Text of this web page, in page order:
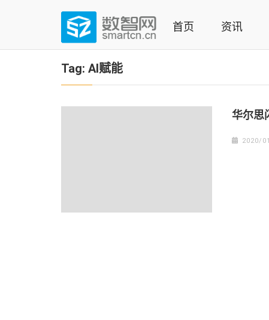
(Press
数智网
智能家居第一资讯门户 | 智能家居系统，智能家居产品，智
首页 资讯
Tag: AI赋能
华尔思
2020/